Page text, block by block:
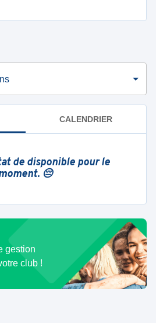
CALENDRIER
de disponible pour le
😔
gestion
club !